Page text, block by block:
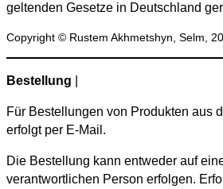
geltenden Gesetze in Deutschland
Copyright © Rustem Akhmetshyn, Selm,
Bestellung
Für Bestellungen von Produkten aus
erfolgt per E-Mail.
Die Bestellung kann entweder auf
verantwortlichen Person erfolgen.